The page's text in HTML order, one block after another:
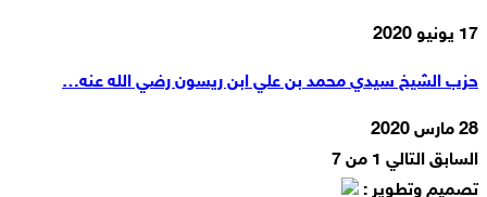
17 يونيو 2020
حزب الشيخ سيدي محمد بن علي ابن ريسون رضي الله عنه…
28 مارس 2020
السابق التالي 1 من 7
تصميم وتطوير :